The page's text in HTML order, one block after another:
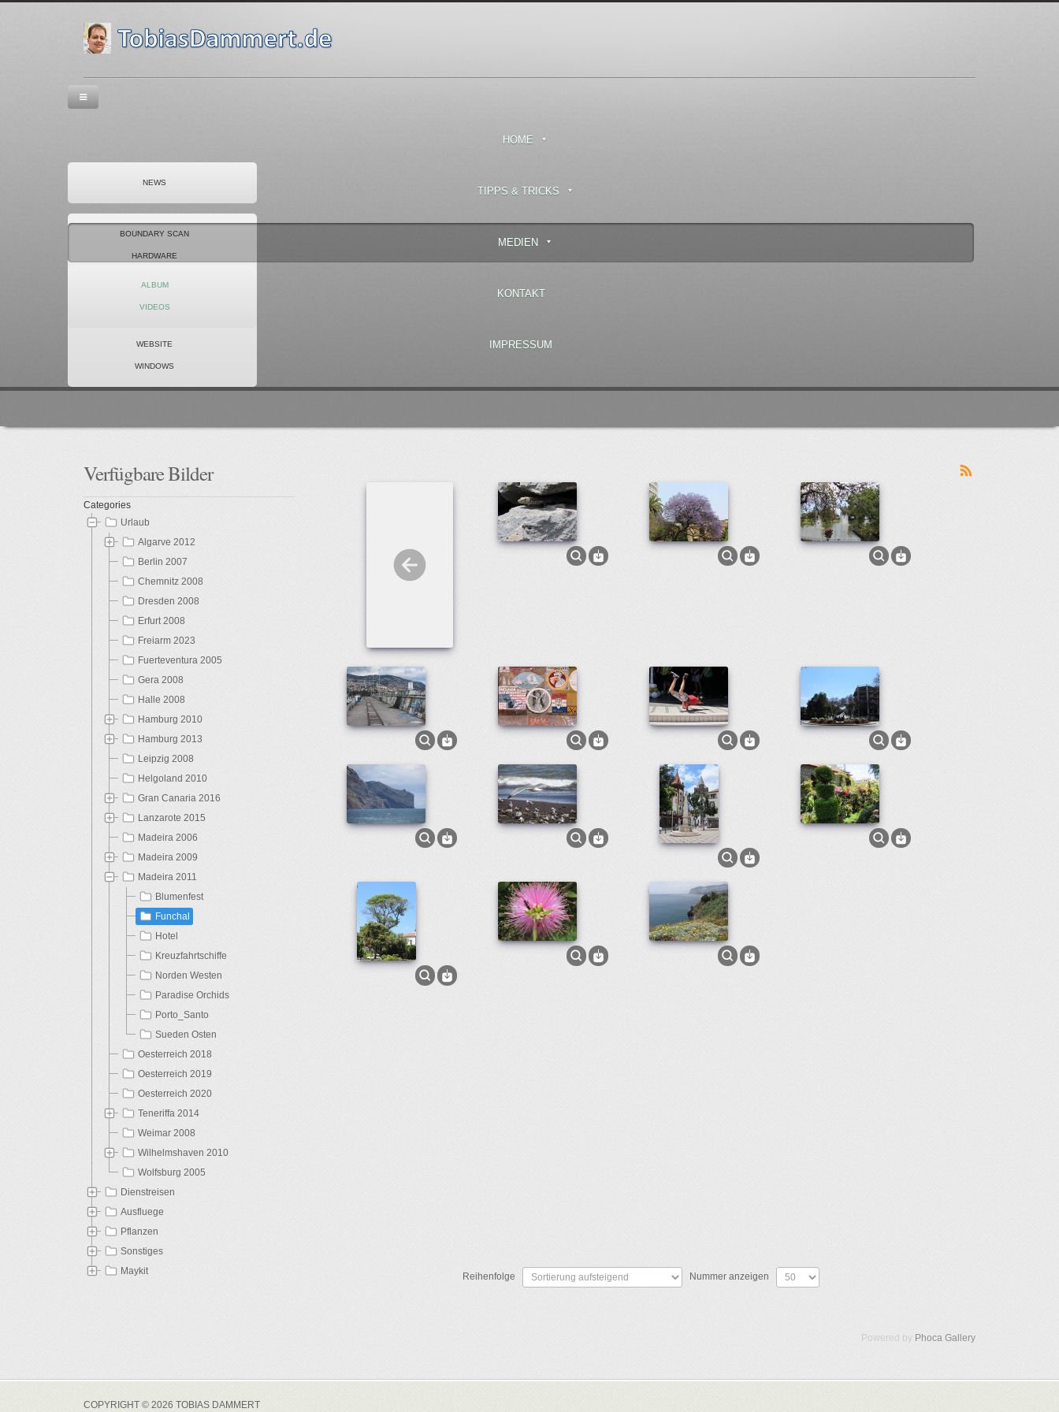
HOME
NEWS
TIPPS & TRICKS
BOUNDARY SCAN
HARDWARE
WEBSITE
WINDOWS
MEDIEN
ALBUM
VIDEOS
KONTAKT
IMPRESSUM
VerfügbareBilder
Categories
Urlaub
Algarve 2012
Berlin 2007
Chemnitz 2008
Dresden 2008
Erfurt 2008
Freiarm 2023
Fuerteventura 2005
Gera 2008
Halle 2008
Hamburg 2010
Hamburg 2013
Leipzig 2008
Helgoland 2010
Gran Canaria 2016
Lanzarote 2015
Madeira 2006
Madeira 2009
Madeira 2011
Blumenfest
Funchal
Hotel
Kreuzfahrtschiffe
Norden Westen
Paradise Orchids
Porto_Santo
Sueden Osten
Oesterreich 2018
Oesterreich 2019
Oesterreich 2020
Teneriffa 2014
Weimar 2008
Wilhelmshaven 2010
Wolfsburg 2005
Dienstreisen
Ausfluege
Pflanzen
Sonstiges
Maykit
Reihenfolge Nummer anzeigen
Powered by Phoca Gallery
COPYRIGHT © 2026 TOBIAS DAMMERT